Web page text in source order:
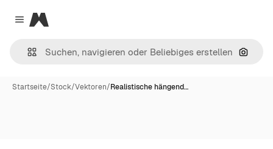
Close menu
Magnific
Nach
Startseite/Stock/Vektoren/Realistische hängend…